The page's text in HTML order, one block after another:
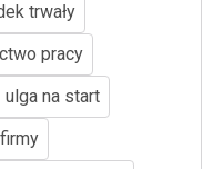
trwały
pracy
ulga na start